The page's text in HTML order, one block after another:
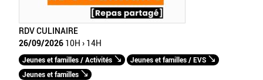
RDV CULINAIRE
26/09/2026 10H › 14H
Jeunes et familles / Activités
Jeunes et familles / EVS
Jeunes et familles